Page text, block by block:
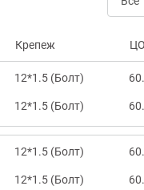
Крепеж ЦО
12*1.5 (Болт)
12*1.5 (Болт)
12*1.5 (Болт)
12*1.5 (Болт)